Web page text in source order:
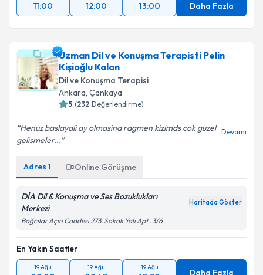
11:00
12:00 13:00 Daha Fazla
Uzman Dil ve Konuşma Terapisti Pelin
Kişioğlu Kalan
Dil ve Konuşma Terapisi
Ankara, Çankaya
5 (232 Değerlendirme)
Henuz baslayali ay olmasina ragmen kizimds cok guzel
gelismeler...
Devamı
Adres 1 Online Görüşme
DİA Dil & Konuşma ve Ses Bozuklukları
Merkezi
Haritada Göster
Bağcılar Açın Caddesi 273. Sokak Yalı Apt . 3/6
En Yakın Saatler
19 Ağu 19 Ağu 19 Ağu
Daha Fazla